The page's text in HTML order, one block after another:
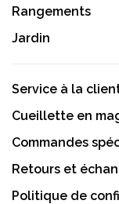
Rangements
Jardin
Service à la
Cueillette en
Commandes
Retours et
Politique de